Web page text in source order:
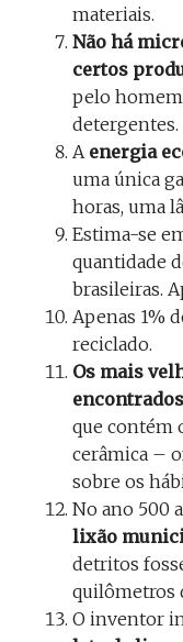
materiais.
Não há
certos
pelo
detergentes.
A energia
uma única
horas, uma
Estima-se
quantidade
brasileiras.
Apenas 1%
reciclado.
Os mais
que contém
cerâmica –
sobre os
No ano 500
lixão
detritos
quilômetros
O inventor